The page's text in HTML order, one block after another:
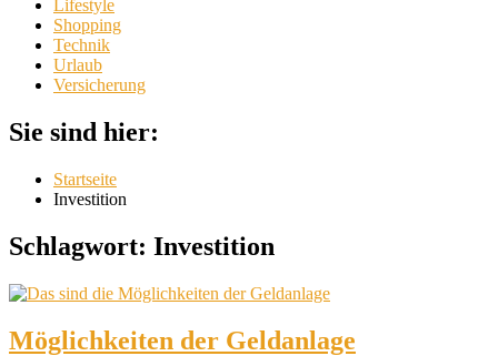
Lifestyle
Shopping
Technik
Urlaub
Versicherung
Sie sind hier:
Startseite
Investition
Schlagwort: Investition
Möglichkeiten der Geldanlage